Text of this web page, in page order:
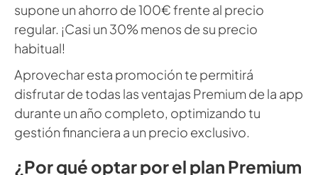
supone un ahorro de 100€ frente al precio
regular. ¡Casi un 30% menos de su precio
habitual!
Aprovechar esta promoción te permitirá
disfrutar de todas las ventajas Premium de la app
durante un año completo, optimizando tu
gestión financiera a un precio exclusivo.
¿Por qué optar por el plan Premium